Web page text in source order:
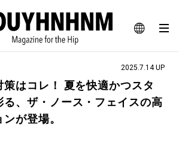
JA
EN
BLOG SNAP
ョン、カルチャー、ライフスタイルWEBマガジン
2025.7.14 UP
はコレ！ 夏を快適かつスタ
る、ザ・ノース・フェイスの高
が登場。